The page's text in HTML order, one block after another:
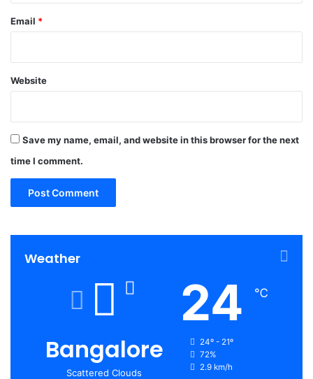
Email *
Website
Save my name, email, and website in this browser for the next
time I comment.
Weather
Bangalore
Scattered Clouds
24 ℃
24º - 21º
72%
2.9 km/h